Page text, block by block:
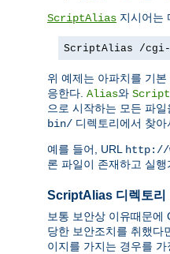
ScriptAlias 지시어는
ScriptAlias /
위 예제는 아파치를 기
응한다. Alias와
으로 시작하는 모든 파
bin/ 디렉토리에서 찾
예를 들어, URL http://
론 파일이 존재하고 실
ScriptAlias 디렉토리
보통 보안상 이유때문에
당한 보안조치를 취했다
이지를 가지는 경우를